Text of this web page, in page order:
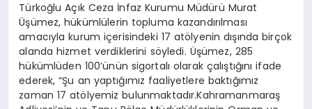
Türkoğlu Açık Ceza İnfaz Kurumu Müdürü Murat
Üşümez, hükümlülerin topluma kazandırılması
amacıyla kurum içerisindeki 17 atölyenin dışında birçok
alanda hizmet verdiklerini söyledi. Üşümez, 285
hükümlüden 100’ünün sigortalı olarak çalıştığını ifade
ederek, “Şu an yaptığımız faaliyetlere baktığımız
zaman 17 atölyemiz bulunmaktadır.Kahramanmaraş